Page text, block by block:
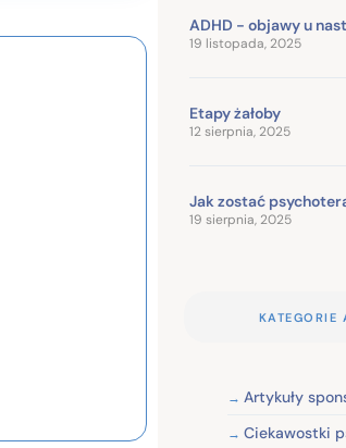
ADHD - objawy u
19 listopada, 2025
Etapy żałoby
12 sierpnia, 2025
Jak zostać
19 sierpnia, 2025
KATEGORIE
Artykuły
Ciekawostki